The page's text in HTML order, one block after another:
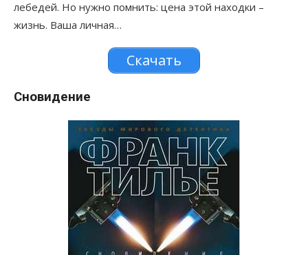
лебедей. Но нужно помнить: цена этой находки –
жизнь. Ваша личная…
Скачать
Сновидение